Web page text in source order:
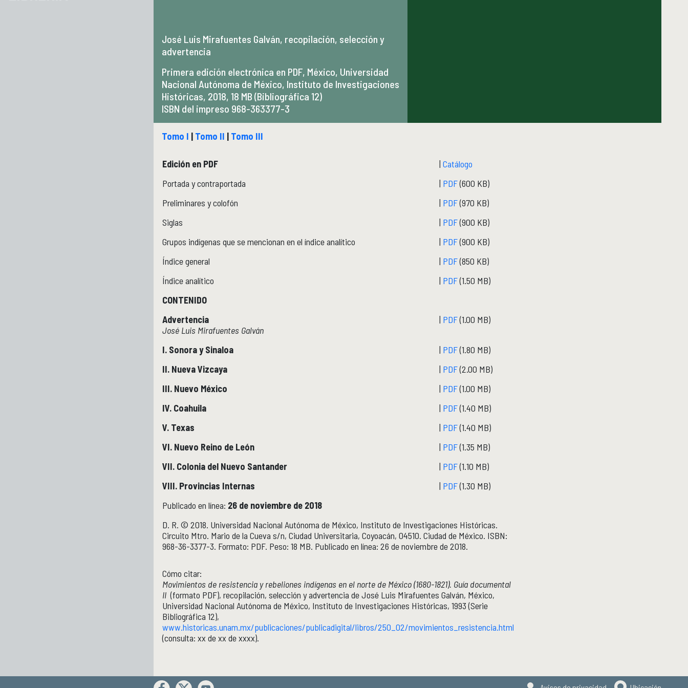
José Luis Mirafuentes Galván, recopilación, selección y
advertencia
Primera edición electrónica en PDF, México, Universidad
Nacional Autónoma de México, Instituto de Investigaciones
Históricas, 2018, 18 MB (Bibliográfica 12)
ISBN del impreso 968-363377-3
Tomo I | Tomo II | Tomo III
Edición en PDF | Catálogo
Portada y contraportada
| PDF(600 KB)
Preliminares y colofón
| PDF(970 KB)
Siglas
| PDF(900 KB)
Grupos indígenas que se mencionan en el índice analítico
| PDF(900 KB)
Índice general
| PDF(850 KB)
Índice analítico
| PDF(1.50 MB)
CONTENIDO
Advertencia
José Luis Mirafuentes Galván
| PDF(1.00 MB)
I. Sonora y Sinaloa | PDF(1.80 MB)
II. Nueva Vizcaya
| PDF(2.00 MB)
III. Nuevo México
| PDF(1.00 MB)
IV. Coahuila
| PDF(1.40 MB)
V. Texas
| PDF(1.40 MB)
VI. Nuevo Reino de León
| PDF(1.35 MB)
VII. Colonia del Nuevo Santander
| PDF(1.10 MB)
VIII. Provincias Internas
| PDF(1.30 MB)
Publicado en línea: 26 de noviembre de 2018
D. R. © 2018. Universidad Nacional Autónoma de México, Instituto de Investigaciones Históricas.
Circuito Mtro. Mario de la Cueva s/n, Ciudad Universitaria, Coyoacán, 04510. Ciudad de México. ISBN:
968-36-3377-3. Formato: PDF. Peso: 18 MB. Publicado en línea: 26 de noviembre de 2018.
Cómo citar:
Movimientos de resistencia y rebeliones indígenas en el norte de México (1680-1821). Guía documental
II(formato PDF), recopilación, selección y advertencia de José Luis Mirafuentes Galván, México,
Universidad Nacional Autónoma de México, Instituto de Investigaciones Históricas, 1993 (Serie
Bibliográfica 12),
www.historicas.unam.mx/publicaciones/publicadigital/libros/250_02/movimientos_resistencia.html
(consulta: xx de xx de xxxx).